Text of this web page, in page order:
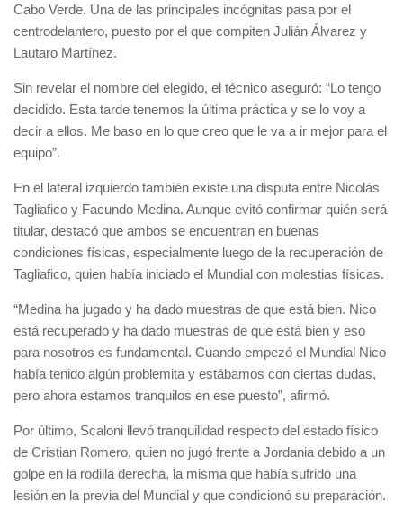
Cabo Verde. Una de las principales incógnitas pasa por el
centrodelantero, puesto por el que compiten Julián Álvarez y
Lautaro Martínez.
Sin revelar el nombre del elegido, el técnico aseguró: “Lo tengo
decidido. Esta tarde tenemos la última práctica y se lo voy a
decir a ellos. Me baso en lo que creo que le va a ir mejor para el
equipo”.
En el lateral izquierdo también existe una disputa entre Nicolás
Tagliafico y Facundo Medina. Aunque evitó confirmar quién será
titular, destacó que ambos se encuentran en buenas
condiciones físicas, especialmente luego de la recuperación de
Tagliafico, quien había iniciado el Mundial con molestias físicas.
“Medina ha jugado y ha dado muestras de que está bien. Nico
está recuperado y ha dado muestras de que está bien y eso
para nosotros es fundamental. Cuando empezó el Mundial Nico
había tenido algún problemita y estábamos con ciertas dudas,
pero ahora estamos tranquilos en ese puesto”, afirmó.
Por último, Scaloni llevó tranquilidad respecto del estado físico
de Cristian Romero, quien no jugó frente a Jordania debido a un
golpe en la rodilla derecha, la misma que había sufrido una
lesión en la previa del Mundial y que condicionó su preparación.